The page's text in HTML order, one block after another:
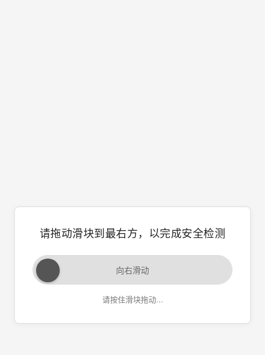
请拖动滑块到最右方，以完成安全检测
向右滑动
请按住滑块拖动...